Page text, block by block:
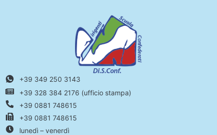
+39 349 250 3143
+39 328 384 2176 (ufficio stampa)
+39 0881 748615
+39 0881 748615
lunedì – venerdì